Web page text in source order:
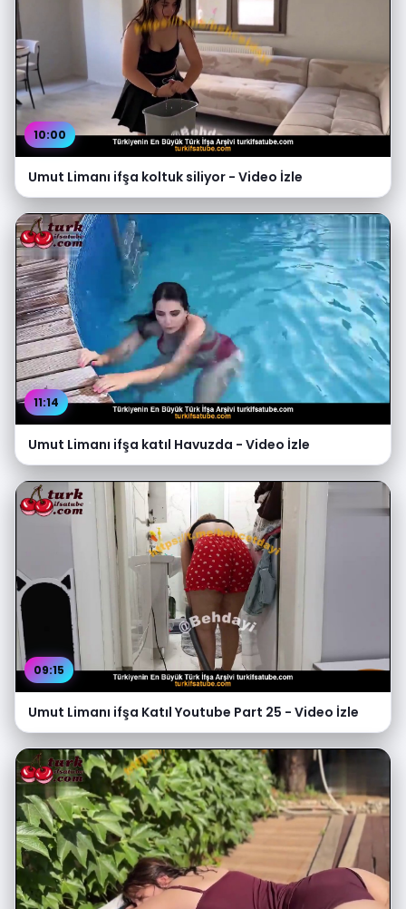
10:00
Umut Limanı ifşa koltuk siliyor - Video İzle
11:14
Umut Limanı ifşa katıl Havuzda - Video İzle
09:15
Umut Limanı ifşa Katıl Youtube Part 25 - Video İzle